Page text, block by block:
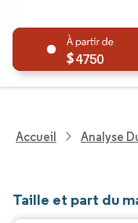
4750
Accueil Analyse
Taille et part du